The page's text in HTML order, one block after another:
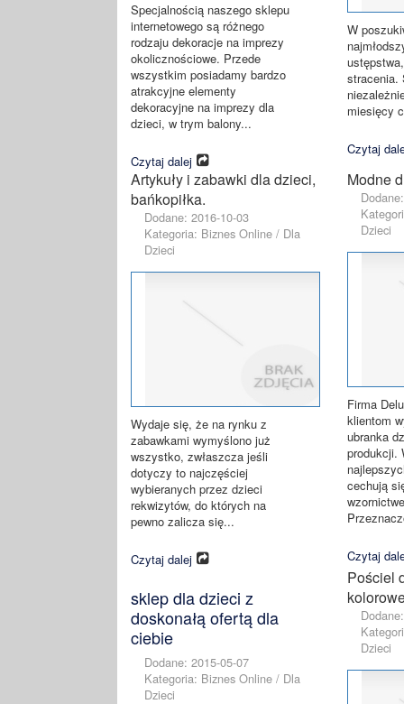
Specjalnością naszego sklepu
internetowego są różnego
rodzaju dekoracje na imprezy
okolicznościowe. Przede
wszystkim posiadamy bardzo
atrakcyjne elementy
dekoracyjne na imprezy dla
dzieci, w trym balony...
Czytaj dalej
W
stracenia.
miesięcy
Czytaj
Artykuły i zabawki dla dzieci,
bańkopiłka.
Dodane: 2016-10-03
Kategoria: Biznes Online / Dla
Dzieci
Wydaje się, że na rynku z
zabawkami wymyślono już
wszystko, zwłaszcza jeśli
dotyczy to najczęściej
wybieranych przez dzieci
rekwizytów, do których na
pewno zalicza się...
Czytaj dalej
Modne
Dzieci
Firma
klientom
ubranka
produkcji.
cechują
Czytaj
sklep dla dzieci z
doskonałą ofertą dla
ciebie
Dodane: 2015-05-07
Kategoria: Biznes Online / Dla
Dzieci
Pościel
Dzieci